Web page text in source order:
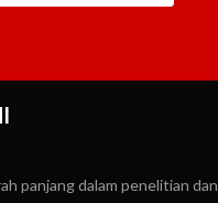
panjang dalam penelitian dan